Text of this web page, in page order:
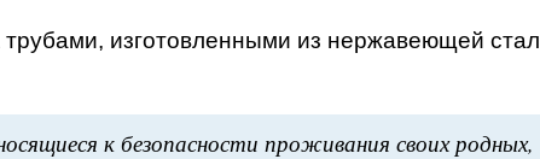
трубами, изготовленными из нержавеющей
к безопасности проживания своих родных,